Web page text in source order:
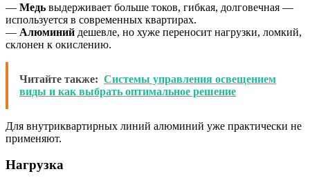
— Медь выдерживает больше токов, гибкая, долговечная —
используется в современных квартирах.
— Алюминий дешевле, но хуже переносит нагрузки, ломкий,
склонен к окислению.
Читайте также: Системы управления освещением
виды и как выбрать оптимальное решение
Для внутриквартирных линий алюминий уже практически не
применяют.
Нагрузка